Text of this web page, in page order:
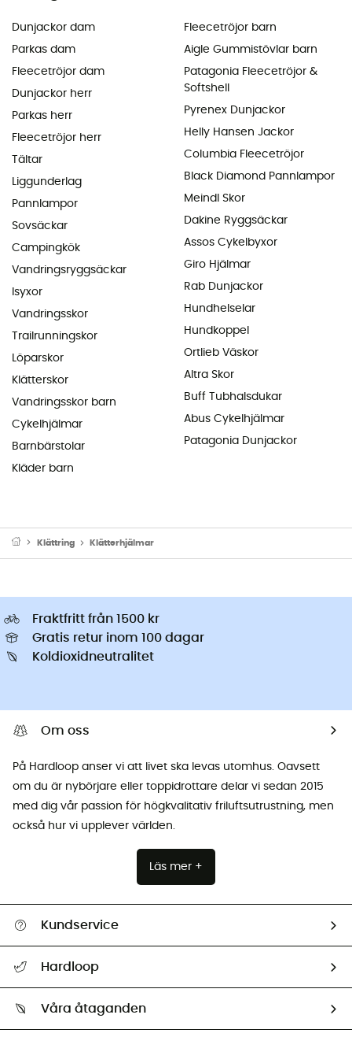
Dunjackor dam
Parkas dam
Fleecetröjor dam
Dunjackor herr
Parkas herr
Fleecetröjor herr
Tältar
Liggunderlag
Pannlampor
Sovsäckar
Campingkök
Vandringsryggsäckar
Isyxor
Vandringsskor
Trailrunningskor
Löparskor
Klätterskor
Vandringsskor barn
Cykelhjälmar
Barnbärstolar
Kläder barn
Fleecetröjor barn
Aigle Gummistövlar barn
Patagonia Fleecetröjor &
Softshell
Pyrenex Dunjackor
Helly Hansen Jackor
Columbia Fleecetröjor
Black Diamond Pannlampor
Meindl Skor
Dakine Ryggsäckar
Assos Cykelbyxor
Giro Hjälmar
Rab Dunjackor
Hundhelselar
Hundkoppel
Ortlieb Väskor
Altra Skor
Buff Tubhalsdukar
Abus Cykelhjälmar
Patagonia Dunjackor
Klättring Klätterhjälmar
Fraktfritt från 1500 kr
Gratis retur inom 100 dagar
Koldioxidneutralitet
Om oss
På Hardloop anser vi att livet ska levas utomhus. Oavsett
om du är nybörjare eller toppidrottare delar vi sedan 2015
med dig vår passion för högkvalitativ friluftsutrustning, men
också hur vi upplever världen.
Läs mer +
Kundservice
Retur & återbetalning
Hardloop
Våra åtaganden